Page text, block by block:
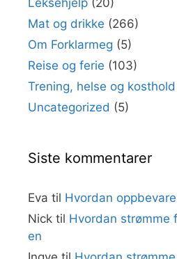
Leksehjelp (20)
Mat og drikke (266)
Om Forklarmeg (5)
Reise og ferie (103)
Trening, helse og kosthold
Uncategorized (5)
Siste kommentarer
Eva til Hvordan
Nick til Hvordan strømme
en